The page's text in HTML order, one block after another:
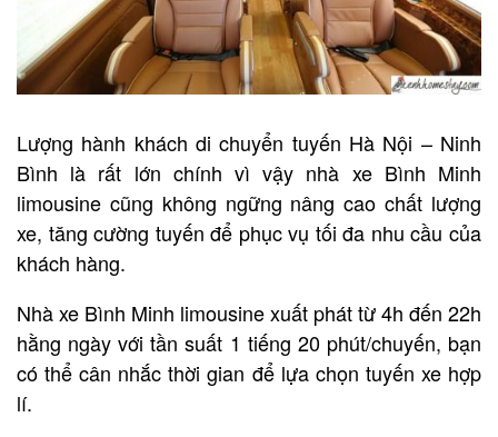
Lượng hành khách di chuyển tuyến Hà Nội – Ninh
Bình là rất lớn chính vì vậy nhà xe Bình Minh
limousine cũng không ngững nâng cao chất lượng
xe, tăng cường tuyến để phục vụ tối đa nhu cầu của
khách hàng.
Nhà xe Bình Minh limousine xuất phát từ 4h đến 22h
hằng ngày với tần suất 1 tiếng 20 phút/chuyến, bạn
có thể cân nhắc thời gian để lựa chọn tuyến xe hợp
lí.